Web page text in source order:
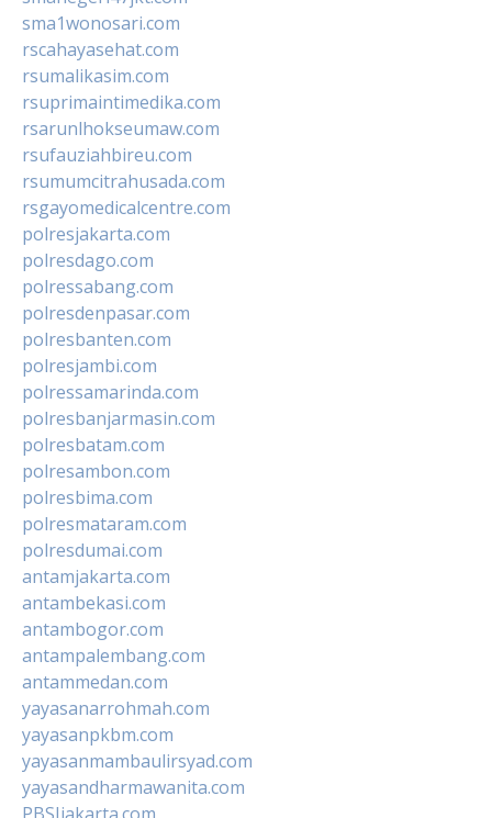
sma1wonosari.com
rscahayasehat.com
rsumalikasim.com
rsuprimaintimedika.com
rsarunlhokseumaw.com
rsufauziahbireu.com
rsumumcitrahusada.com
rsgayomedicalcentre.com
polresjakarta.com
polresdago.com
polressabang.com
polresdenpasar.com
polresbanten.com
polresjambi.com
polressamarinda.com
polresbanjarmasin.com
polresbatam.com
polresambon.com
polresbima.com
polresmataram.com
polresdumai.com
antamjakarta.com
antambekasi.com
antambogor.com
antampalembang.com
antammedan.com
yayasanarrohmah.com
yayasanpkbm.com
yayasanmambaulirsyad.com
yayasandharmawanita.com